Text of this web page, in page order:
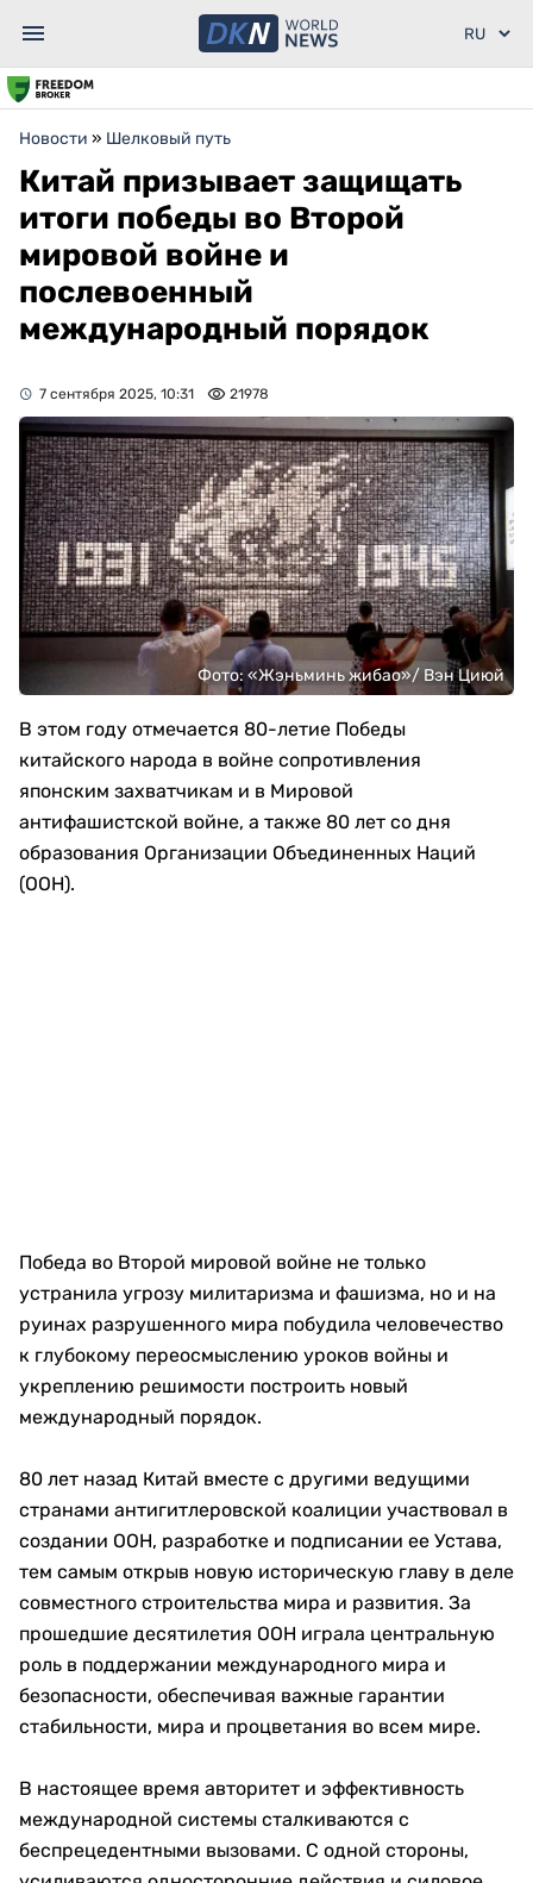
Новости » Шелковый путь
Китай призывает защищать
итоги победы во Второй
мировой войне и
послевоенный
международный порядок
7 сентября 2025, 10:31 21978
Фото: «Жэньминь жибао»/ Вэн Циюй
В этом году отмечается 80-летие Победы
китайского народа в войне сопротивления
японским захватчикам и в Мировой
антифашистской войне, а также 80 лет со дня
образования Организации Объединенных Наций
(ООН).
Победа во Второй мировой войне не только
устранила угрозу милитаризма и фашизма, но и на
руинах разрушенного мира побудила человечество
к глубокому переосмыслению уроков войны и
укреплению решимости построить новый
международный порядок.
80 лет назад Китай вместе с другими ведущими
странами антигитлеровской коалиции участвовал в
создании ООН, разработке и подписании ее Устава,
тем самым открыв новую историческую главу в деле
совместного строительства мира и развития. За
прошедшие десятилетия ООН играла центральную
роль в поддержании международного мира и
безопасности, обеспечивая важные гарантии
стабильности, мира и процветания во всем мире.
В настоящее время авторитет и эффективность
международной системы сталкиваются с
беспрецедентными вызовами. С одной стороны,